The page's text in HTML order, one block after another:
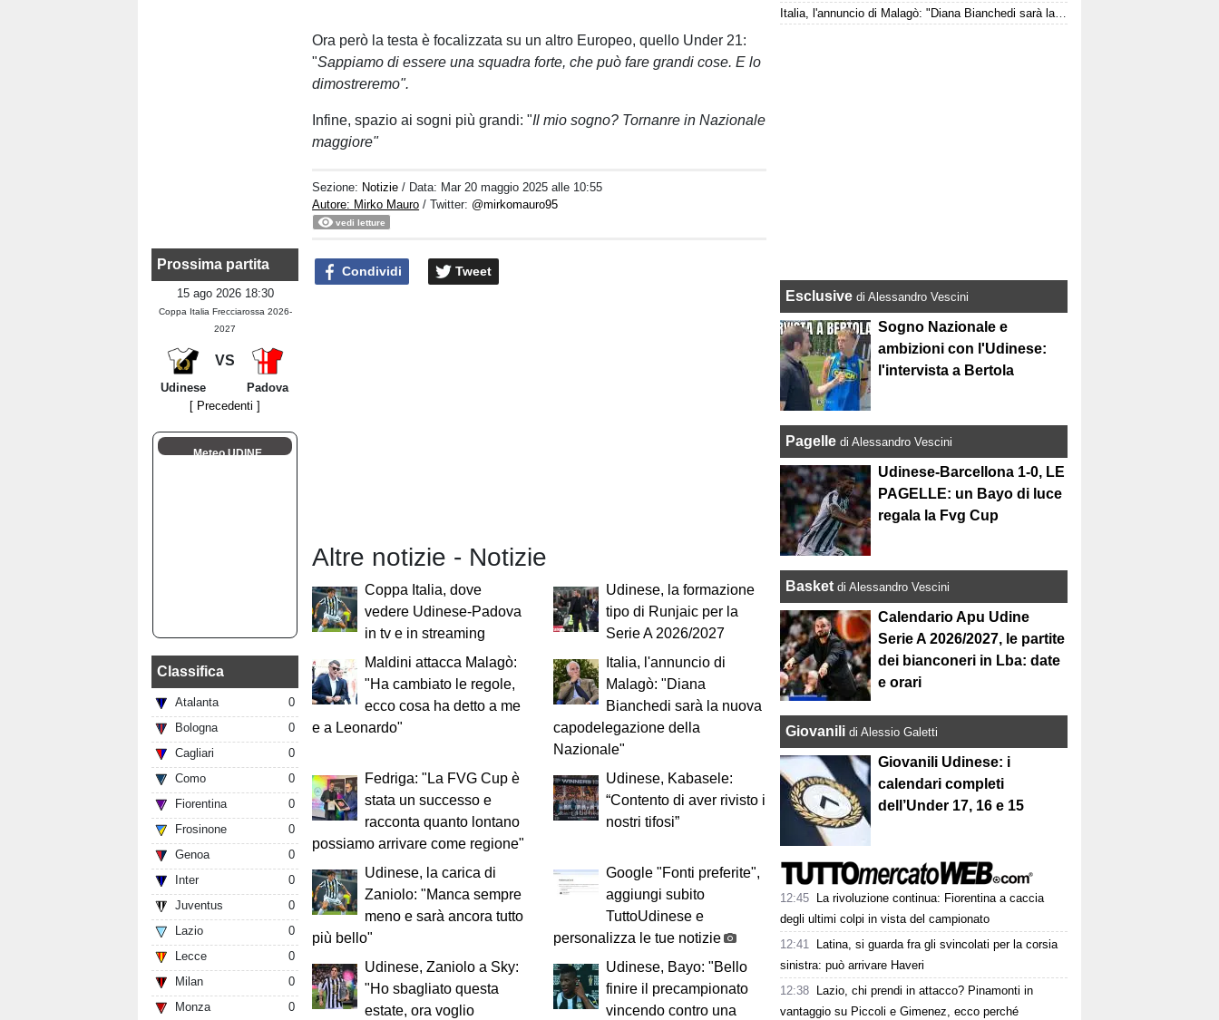
Prossima partita
15 ago 2026 18:30
Coppa Italia Frecciarossa 2026-
2027
VS
Udinese
Padova
[ Precedenti ]
Meteo UDINE
Classifica
Atalanta
0
Bologna
0
Cagliari
0
Como
0
Fiorentina
0
Frosinone
0
Genoa
0
Inter
0
Juventus
0
Lazio
0
Lecce
0
Milan
0
Monza
0
Ora però la testa è focalizzata su un altro Europeo, quello Under 21:
"Sappiamo di essere una squadra forte, che può fare grandi cose. E lo
dimostreremo".
Infine, spazio ai sogni più grandi: "Il mio sogno? Tornanre in Nazionale
maggiore"
Sezione: Notizie / Data: Mar 20 maggio 2025 alle 10:55
Autore: Mirko Mauro / Twitter: @mirkomauro95
vedi letture
Condividi Tweet
Altre notizie - Notizie
Coppa Italia, dove
vedere Udinese-Padova
in tv e in streaming
Udinese, la formazione
tipo di Runjaic per la
Serie A 2026/2027
Maldini attacca Malagò:
"Ha cambiato le regole,
ecco cosa ha detto a me
e a Leonardo"
Italia, l'annuncio di
Malagò: "Diana
Bianchedi sarà la nuova
capodelegazione della
Nazionale"
Fedriga: "La FVG Cup è
stata un successo e
racconta quanto lontano
possiamo arrivare come regione"
Udinese, Kabasele:
“Contento di aver rivisto i
nostri tifosi”
Udinese, la carica di
Zaniolo: "Manca sempre
meno e sarà ancora tutto
più bello"
Google "Fonti preferite",
aggiungi subito
TuttoUdinese e
personalizza le tue notizie
Udinese, Zaniolo a Sky:
"Ho sbagliato questa
estate, ora voglio
Udinese, Bayo: "Bello
finire il precampionato
vincendo contro una
Italia, l'annuncio di Malagò: "Diana Bianchedi sarà la nuova capodelegazione della Nazionale"
Esclusive di Alessandro Vescini
Sogno Nazionale e
ambizioni con l'Udinese:
l'intervista a Bertola
Pagelle di Alessandro Vescini
Udinese-Barcellona 1-0, LE
PAGELLE: un Bayo di luce
regala la Fvg Cup
Basket di Alessandro Vescini
Calendario Apu Udine
Serie A 2026/2027, le partite
dei bianconeri in Lba: date
e orari
Giovanili di Alessio Galetti
Giovanili Udinese: i
calendari completi
dell’Under 17, 16 e 15
12:45
La rivoluzione continua: Fiorentina a caccia
degli ultimi colpi in vista del campionato
12:41
Latina, si guarda fra gli svincolati per la corsia
sinistra: può arrivare Haveri
12:38
Lazio, chi prendi in attacco? Pinamonti in
vantaggio su Piccoli e Gimenez, ecco perché